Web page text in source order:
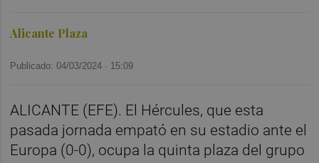
Alicante Plaza
Publicado: 04/03/2024 · 15:09
ALICANTE (EFE). El Hércules, que esta
pasada jornada empató en su estadio ante el
Europa (0-0), ocupa la quinta plaza del grupo